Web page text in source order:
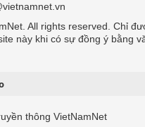
All rights reserved. Chỉ
này khi có sự đồng ý bằng
thông VietNamNet